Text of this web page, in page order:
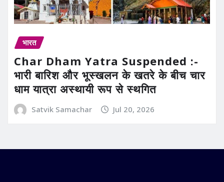
भारत
Char Dham Yatra Suspended :-
भारी बारिश और भूस्खलन के खतरे के बीच चार
धाम यात्रा अस्थायी रूप से स्थगित
Satvik Samachar Jul 20, 2026